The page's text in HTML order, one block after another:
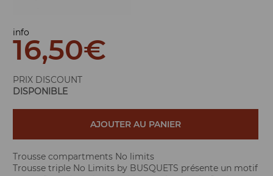
info
16,50€
PRIX DISCOUNT
DISPONIBLE
AJOUTER AU PANIER
Trousse compartments No limits
Trousse triple No Limits by BUSQUETS présente un motif